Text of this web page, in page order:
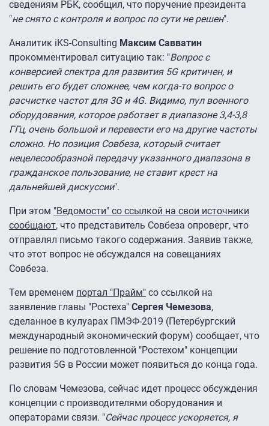
сведениям РБК, сообщил, что поручение президента
"не снято с контроля и вопрос по сути не решен".
Аналитик iKS-Consulting Максим Савватин
прокомментировал ситуацию так: "Вопрос с
конверсией спектра для развития 5G критичен, и
решить его будет сложнее, чем когда-то вопрос о
расчистке частот для 3G и 4G. Видимо, пул военного
оборудования, которое работает в диапазоне 3,4-3,8
ГГц, очень большой и перевести его на другие частоты
сложно. Но позиция Совбеза, который считает
нецелесообразной передачу указанного диапазона в
гражданское пользование, не ставит крест на
дальнейшей дискуссии".
При этом "Ведомости" со ссылкой на свои источники
сообщают, что представитель Совбеза опроверг, что
отправлял письмо такого содержания. Заявив также,
что этот вопрос не обсуждался на совещаниях
Совбеза.
Тем временем портал "Прайм" со ссылкой на
заявление главы "Ростеха" Сергея Чемезова,
сделанное в кулуарах ПМЭФ-2019 (Петербургский
международный экономический форум) сообщает, что
решение по подготовленной "Ростехом" концепции
развития 5G в России может появиться до конца года.
По словам Чемезова, сейчас идет процесс обсуждения
концепции с производителями оборудования и
операторами связи. "Сейчас процесс ускоряется, я